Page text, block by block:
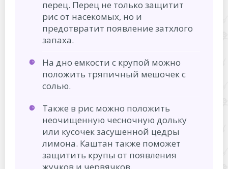
перец. Перец не только защитит
рис от насекомых, но и
предотвратит появление затхлого
запаха.
На дно емкости с крупой можно
положить тряпичный мешочек с
солью.
Также в рис можно положить
неочищенную чесночную дольку
или кусочек засушенной цедры
лимона. Каштан также поможет
защитить крупы от появления
жучков и червячков.